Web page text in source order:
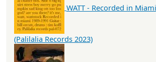
WATT - Recorded in
(Palilalia Records 2023)